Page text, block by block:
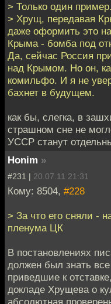
> Только один пример.
> Хрущ, передавая
даже оформить это
Крыма - бомба под
Да, сейчас Россия
над Крымом. Но он,
комильфо. И я не
бахнет в будущем.
как бы, слегка, в
страшном сне не
УССР станут
Honim »
#231 | 20.07.11 21:31
Кому: 8504, #228
> За что его сняли -
пленума ЦК
В постановлениях
должен был знать
приведшие к
докладе Хрущева о